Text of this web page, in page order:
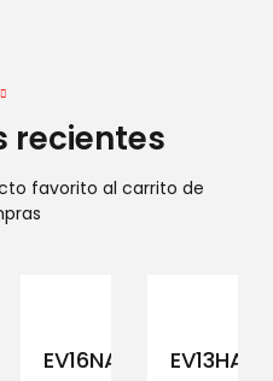
recientes
favorito al carrito de
EV16NAM152